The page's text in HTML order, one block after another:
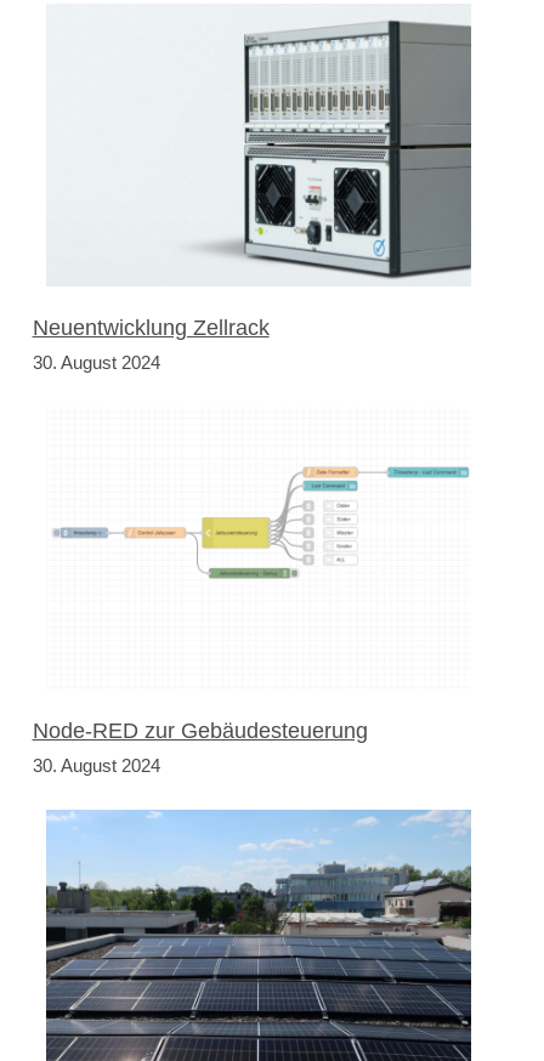
Neuentwicklung Zellrack
30. August 2024
Node-RED zur Gebäudesteuerung
30. August 2024